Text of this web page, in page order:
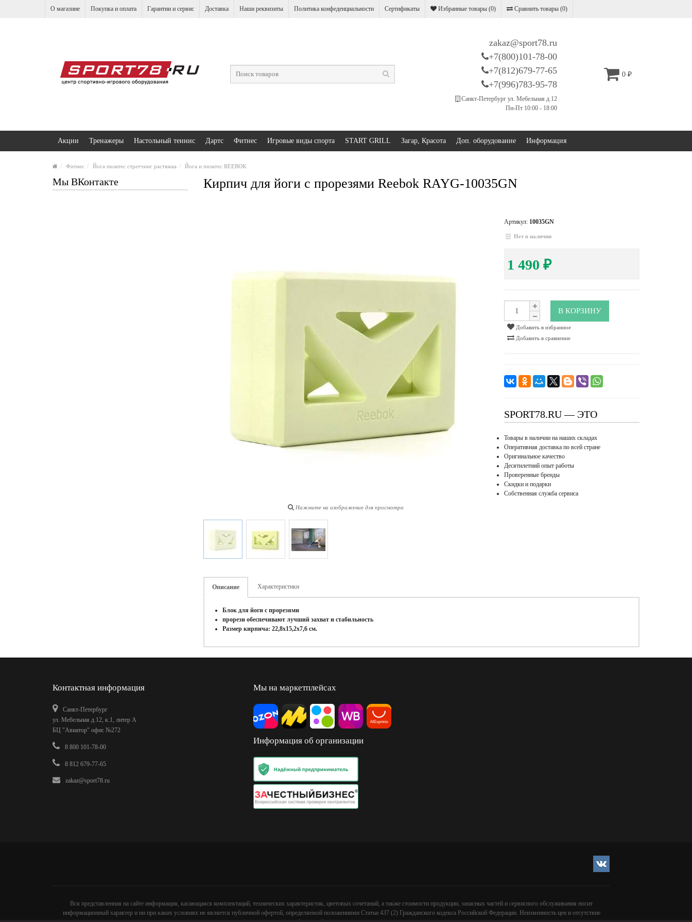
О магазине Покупка и оплата Гарантии и сервис Доставка Наши реквизиты Политика конфеденциальности Сертификаты Избранные товары (0) Сравнить товары (0)
zakaz@sport78.ru
+7(800)101-78-00
+7(812)679-77-65
+7(996)783-95-78
Санкт-Петербург ул. Мебельная д.12
Пн-Пт 10:00 - 18:00
0 ₽
Акции Тренажеры Настольный теннис Дартс Фитнес Игровые виды спорта START GRILL Загар, Красота Доп. оборудование Информация
Фитнес Йога пилатес стретчинг растяжка Йога и пилатес REEBOK
Мы ВКонтакте Кирпич для йоги с прорезями Reebok RAYG-10035GN
Нажмите на изображение для просмотра
Артикул: 10035GN
Нет в наличии
1 490₽
В КОРЗИНУ
Добавить в избранное
Добавить в сравнение
SPORT78.RU — ЭТО
Товары в наличии на наших складах
Оперативная доставка по всей стране
Оригинальное качество
Десятилетний опыт работы
Проверенные бренды
Скидки и подарки
Собственная служба сервиса
Описание Характеристики
Блок для йоги с прорезями
прорези обеспечивают лучший захват и стабильность
Размер кирпича: 22,8x15,2x7,6 см.
Контактная информация
Санкт-Петербург
ул. Мебельная д.12, к.1, литер А
БЦ "Авиатор" офис №272
8 800 101-78-00
8 812 679-77-65
zakaz@sport78.ru
Мы на маркетплейсах
Информация об организации
Вся представленная на сайте информация, касающаяся комплектаций, технических характеристик, цветовых сочетаний, а также стоимости продукции, запасных частей и сервисного обслуживания носит
информационный характер и ни при каких условиях не является публичной офертой, определяемой положениями Статьи 437 (2) Гражданского кодекса Российской Федерации. Неизменность цен и отсутствие